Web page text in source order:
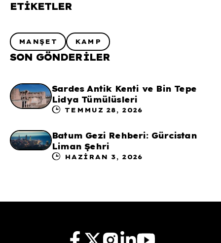
ETIKETLER
MANŞET KAMP
SON GÖNDERILER
Sardes Antik Kenti ve Bin Tepe
Lidya Tümülüsleri
TEMMUZ 28, 2026
Batum Gezi Rehberi: Gürcistan
Liman Şehri
HAZIRAN 3, 2026